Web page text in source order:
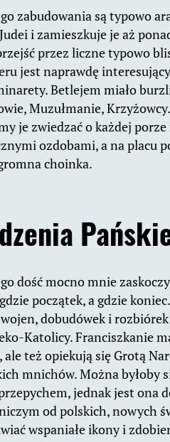
zabudowania są typowo
i zamieszkuje je aż
przez liczne typowo
jest naprawdę
Betlejem miało
Muzułmanie,
je zwiedzać o każdej
ozdobami, a na placu
choinka.
dość mocno mnie
początek, a gdzie
dobudówek i
Katolicy. Franciszkanie
ale też opiekują się Grotą
mnichów. Można byłoby
jednak jest ona
od polskich, nowych
wspaniałe ikony i